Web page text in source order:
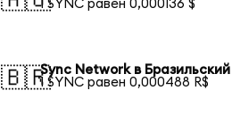
1 SYNC равен 0,000136 $
🇧🇷Sync Network в
1 SYNC равен 0,000488 R$